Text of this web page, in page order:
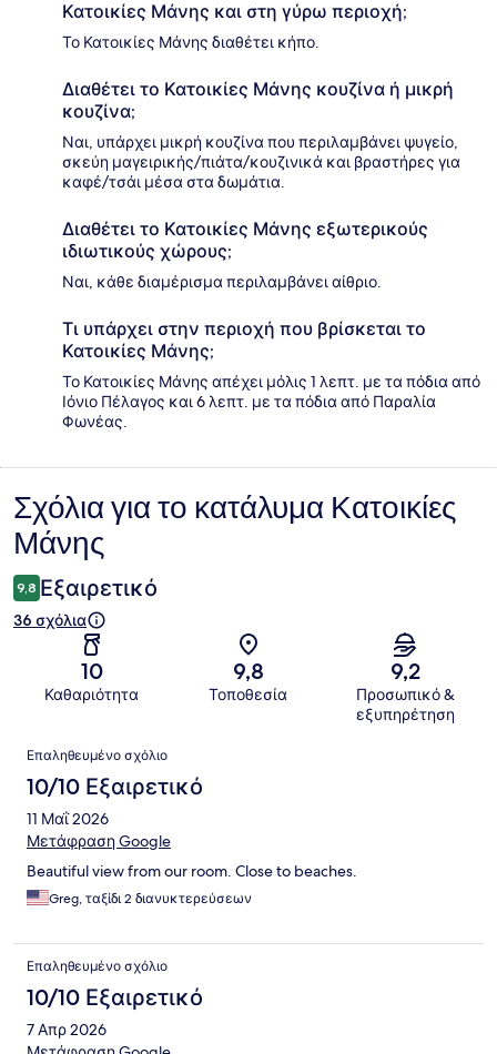
Κατοικίες Μάνης και στη γύρω περιοχή;
Το Κατοικίες Μάνης διαθέτει κήπο.
Διαθέτει το Κατοικίες Μάνης κουζίνα ή μικρή
κουζίνα;
Ναι, υπάρχει μικρή κουζίνα που περιλαμβάνει ψυγείο,
σκεύη μαγειρικής/πιάτα/κουζινικά και βραστήρες για
καφέ/τσάι μέσα στα δωμάτια.
Διαθέτει το Κατοικίες Μάνης εξωτερικούς
ιδιωτικούς χώρους;
Ναι, κάθε διαμέρισμα περιλαμβάνει αίθριο.
Τι υπάρχει στην περιοχή που βρίσκεται το
Κατοικίες Μάνης;
Το Κατοικίες Μάνης απέχει μόλις 1 λεπτ. με τα πόδια από
Ιόνιο Πέλαγος και 6 λεπτ. με τα πόδια από Παραλία
Φωνέας.
Σχόλια
Σχόλια για το κατάλυμα Κατοικίες
Μάνης
9,8 Εξαιρετικό
36 σχόλια
10
Καθαριότητα
9,8
Τοποθεσία
9,2
Προσωπικό &
εξυπηρέτηση
Σχόλια
Επαληθευμένο σχόλιο
10/10 Εξαιρετικό
11 Μαΐ 2026
Μετάφραση Google
Beautiful view from our room. Close to beaches.
Greg, ταξίδι 2 διανυκτερεύσεων
Επαληθευμένο σχόλιο
10/10 Εξαιρετικό
7 Απρ 2026